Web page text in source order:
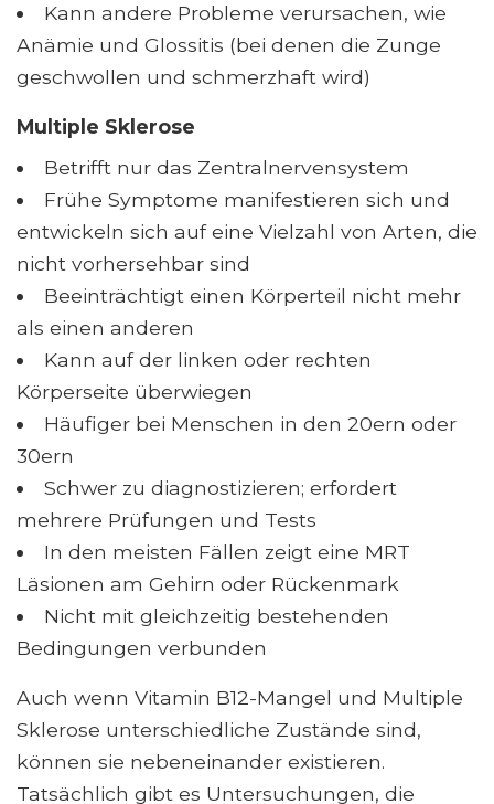
Kann andere Probleme verursachen, wie
Anämie und Glossitis (bei denen die Zunge
geschwollen und schmerzhaft wird)
Multiple Sklerose
Betrifft nur das Zentralnervensystem
Frühe Symptome manifestieren sich und
entwickeln sich auf eine Vielzahl von Arten, die
nicht vorhersehbar sind
Beeinträchtigt einen Körperteil nicht mehr
als einen anderen
Kann auf der linken oder rechten
Körperseite überwiegen
Häufiger bei Menschen in den 20ern oder
30ern
Schwer zu diagnostizieren; erfordert
mehrere Prüfungen und Tests
In den meisten Fällen zeigt eine MRT
Läsionen am Gehirn oder Rückenmark
Nicht mit gleichzeitig bestehenden
Bedingungen verbunden
Auch wenn Vitamin B12-Mangel und Multiple
Sklerose unterschiedliche Zustände sind,
können sie nebeneinander existieren.
Tatsächlich gibt es Untersuchungen, die